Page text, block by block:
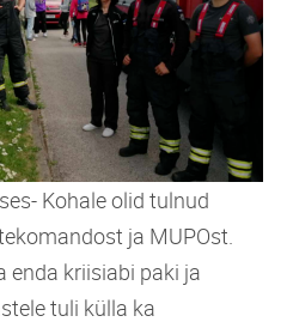
Kohale olid tulnud
ja MUPOst.
enda kriisiabi paki ja
tuli külla ka